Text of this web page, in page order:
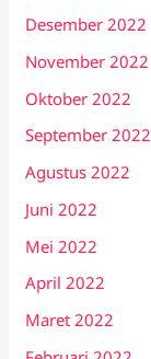
Desember 2022
November 2022
Oktober 2022
September 2022
Agustus 2022
Juni 2022
Mei 2022
April 2022
Maret 2022